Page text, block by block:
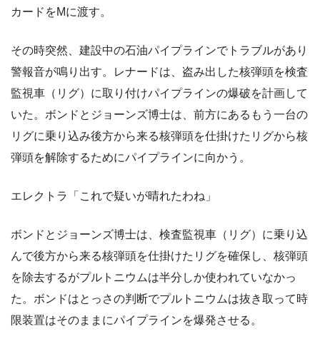
カードをMに渡す。
その時突然、建設中の石油パイプラインでトラブルがあり
警報音が鳴り出す。レナードは、盗み出した核弾頭を検査
監視車（リグ）に取り付けパイプラインの爆破を計画して
いた。ボンドとジョーンズ博士は、前方にあるもう一台の
リグに乗り込み後方から来る核弾頭を仕掛けたリグから核
弾頭を解除するためにパイプラインに向かう。
エレクトラ「これで疑いが晴れたわね」
ボンドとジョーンズ博士は、検査監視車（リグ）に乗り込
んで後方から来る核弾頭を仕掛けたリグを確保し、核弾頭
を除去するがプルトニウムは半分しか使われていなかっ
た。ボンドはとっさの判断でプルトニウムは抜き取って時
限装置はそのままにパイプラインを爆発させる。